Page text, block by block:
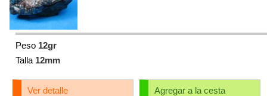
Peso 12gr
Talla 12mm
Agregar a la cesta
Ver detalle